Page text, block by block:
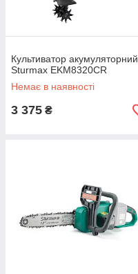
Культиватор акумуляторний
Sturmax EKM8320CR
Немає в наявності
3 375 ₴